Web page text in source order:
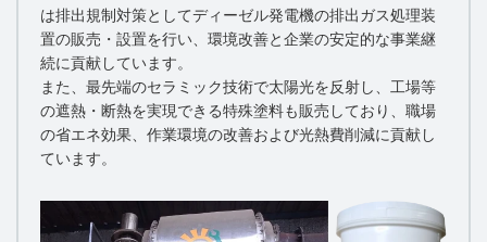
は排出規制対策としてディーゼル発電機の排出ガス処理装
置の販売・設置を行い、環境改善と企業の安定的な事業継
続に貢献しています。
また、最先端のセラミック技術で太陽光を反射し、工場等
の遮熱・断熱を実現できる特殊塗料も販売しており、職場
の省エネ効果、作業環境の改善および光熱費削減に貢献し
ています。